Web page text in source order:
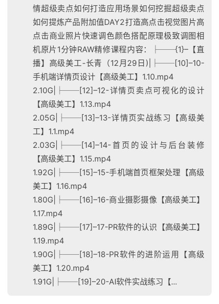
情超级卖点如何打造应用场景如何挖掘超级卖点
如何提炼产品附加值DAY2打造高点击视觉图片高
点击商业照片快速调色颜色搭配原理极致调图相
机原片1分钟RAW精修课程内容：├──{1}–【直
播】高级美工-长青（12月29日)|├──[10]–10-
手机端详情页设计【高级美工】1.10.mp4
2.10G|├──[12]–12-详情页卖点可视化的设计
【高级美工】1.13.mp4
2.05G|├──[13]–13-详情页实战练习【高级美
工】1.1.mp4
2.03G|├──[14]–14-首页的设计与后台装修
【高级美工】1.15.mp4
1.92G|├──[15]–15-手机端首页框架处理【高级
美工】1.16.mp4
1.80G|├──[16]–16-商业摄影摄像【高级美工】
1.17.mp4
1.89G|├──[17]–17-PR软件的认识【高级美工】
1.19.mp4
1.90G|├──[18]–18-PR软件的进阶运用【高级
美工】1.20.mp4
1.91G|├──[19]–20-AI软件实战练习【...